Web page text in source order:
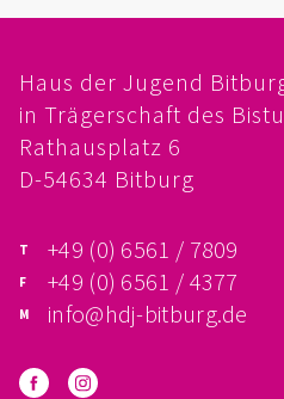
Haus der Jugend
in Trägerschaft des
Rathausplatz 6
D-54634 Bitburg
+49 (0) 6561 / 7809
+49 (0) 6561 / 4377
info@hdj-bitburg.de